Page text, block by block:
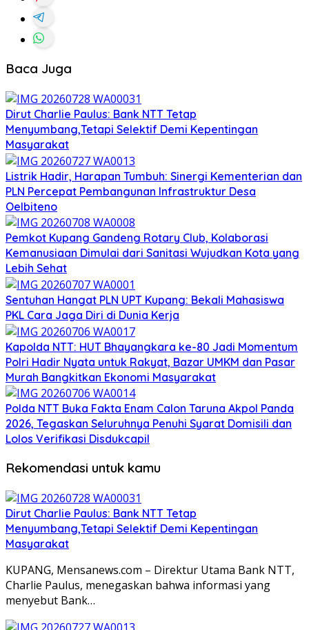
Baca Juga
Dirut Charlie Paulus: Bank NTT Tetap
Menyumbang,Tetapi Selektif Demi Kepentingan
Masyarakat
Listrik Hadir, Harapan Tumbuh: Sinergi Kementerian dan
PLN Percepat Pembangunan Infrastruktur Desa
Oelbiteno
Pemkot Kupang Gandeng Rotary Club, Kolaborasi
Kemanusiaan Dimulai dari Sanitasi Wujudkan Kota yang
Lebih Sehat
Sentuhan Hangat PLN UPT Kupang: Bekali Mahasiswa
PKL Cara Jaga Diri di Dunia Kerja
Kapolda NTT: HUT Bhayangkara ke-80 Jadi Momentum
Polri Hadir Nyata untuk Rakyat, Bazar UMKM dan Pasar
Murah Bangkitkan Ekonomi Masyarakat
Polda NTT Buka Fakta Enam Calon Taruna Akpol Panda
2026, Tegaskan Seluruhnya Penuhi Syarat Domisili dan
Lolos Verifikasi Disdukcapil
Rekomendasi untuk kamu
Dirut Charlie Paulus: Bank NTT Tetap
Menyumbang,Tetapi Selektif Demi Kepentingan
Masyarakat
KUPANG, Mensanews.com – Direktur Utama Bank NTT,
Charlie Paulus, menegaskan bahwa informasi yang
menyebut Bank…